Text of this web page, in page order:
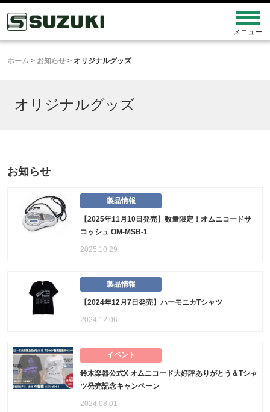
ホーム > お知らせ > オリジナルグッズ
オリジナルグッズ
お知らせ
製品情報
【2025年11月10日発売】数量限定！オムニコードサ
コッシュ OM-MSB-1
2025.10.29
製品情報
【2024年12月7日発売】ハーモニカTシャツ
2024.12.06
イベント
鈴木楽器公式X オムニコード大好評ありがとう＆Tシャ
ツ発売記念キャンペーン
2024.08.01